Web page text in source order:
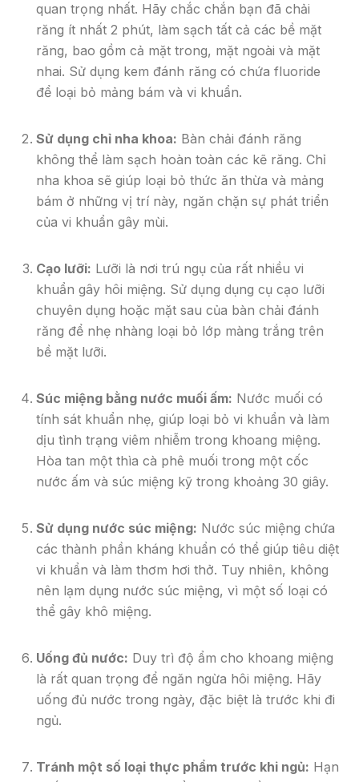
quan trọng nhất. Hãy chắc chắn bạn đã chải
răng ít nhất 2 phút, làm sạch tất cả các bề mặt
răng, bao gồm cả mặt trong, mặt ngoài và mặt
nhai. Sử dụng kem đánh răng có chứa fluoride
để loại bỏ mảng bám và vi khuẩn.
Sử dụng chỉ nha khoa: Bàn chải đánh răng
không thể làm sạch hoàn toàn các kẽ răng. Chỉ
nha khoa sẽ giúp loại bỏ thức ăn thừa và mảng
bám ở những vị trí này, ngăn chặn sự phát triển
của vi khuẩn gây mùi.
Cạo lưỡi: Lưỡi là nơi trú ngụ của rất nhiều vi
khuẩn gây hôi miệng. Sử dụng dụng cụ cạo lưỡi
chuyên dụng hoặc mặt sau của bàn chải đánh
răng để nhẹ nhàng loại bỏ lớp màng trắng trên
bề mặt lưỡi.
Súc miệng bằng nước muối ấm: Nước muối có
tính sát khuẩn nhẹ, giúp loại bỏ vi khuẩn và làm
dịu tình trạng viêm nhiễm trong khoang miệng.
Hòa tan một thìa cà phê muối trong một cốc
nước ấm và súc miệng kỹ trong khoảng 30 giây.
Sử dụng nước súc miệng: Nước súc miệng chứa
các thành phần kháng khuẩn có thể giúp tiêu diệt
vi khuẩn và làm thơm hơi thở. Tuy nhiên, không
nên lạm dụng nước súc miệng, vì một số loại có
thể gây khô miệng.
Uống đủ nước: Duy trì độ ẩm cho khoang miệng
là rất quan trọng để ngăn ngừa hôi miệng. Hãy
uống đủ nước trong ngày, đặc biệt là trước khi đi
ngủ.
Tránh một số loại thực phẩm trước khi ngủ: Hạn